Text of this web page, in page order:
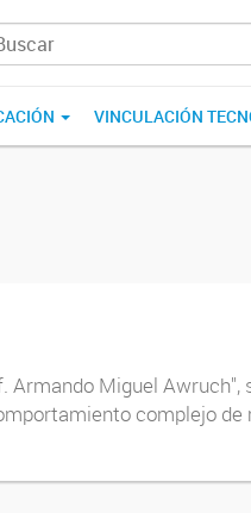
VINCULACIÓN
Armando Miguel Awruch",
complejo